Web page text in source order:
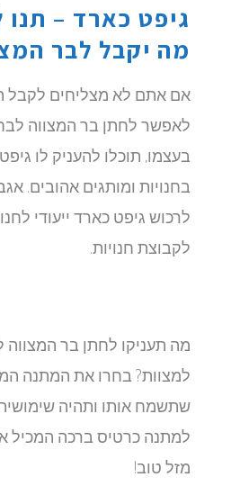
גיפט כארד – תנו
מה יקבל לבר
אם אתם לא מצליחים לקבל
לאפשר לחתן בר המצווה
בעצמו, תוכלו להעניק לו גיפט
בחנויות ומותגים אהובים. אגב,
לרכוש גיפט כארד ייעודי לחנות
לקבוצת חנויות.
מה תעניקו לחתן בר המצווה
למצוות? בחרו את המתנה
שתשמח אותו ותהיה שימושית
למתנה כרטיס ברכה המכיל את
מזל טוב!